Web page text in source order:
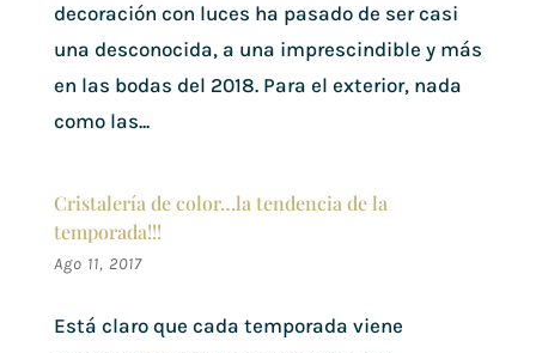
decoración con luces ha pasado de ser casi
una desconocida, a una imprescindible y más
en las bodas del 2018. Para el exterior, nada
como las...
Cristalería de color…la tendencia de la
temporada!!!
Ago 11, 2017
Está claro que cada temporada viene